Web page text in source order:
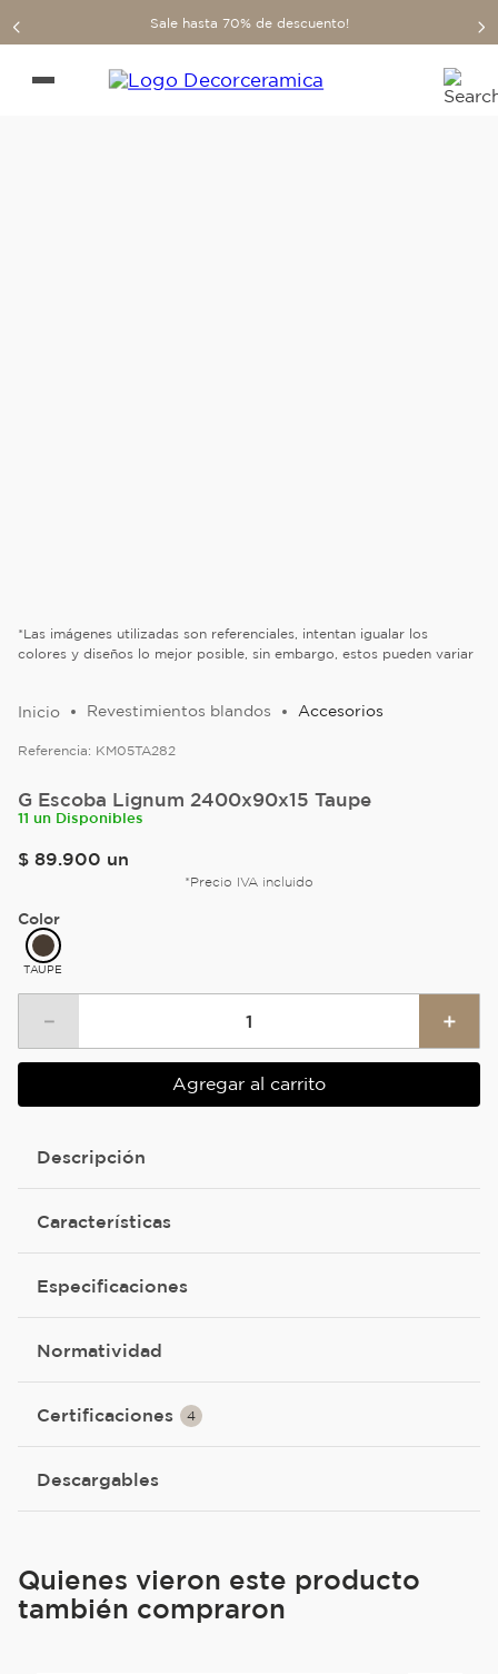
Sale hasta 70% de descuento!
*Las imágenes utilizadas son referenciales, intentan igualar los
colores y diseños lo mejor posible, sin embargo, estos pueden variar
Revestimientos blandos Accesorios
Referencia: KM05TA282
G Escoba Lignum 2400x90x15 Taupe
11 un Disponibles
$ 89.900 un
*Precio IVA incluido
Color
TAUPE
＋
－
Agregar al carrito
Descripción
Características
Especificaciones
Normatividad
Certificaciones 4
Descargables
Quienes vieron este producto
también compraron